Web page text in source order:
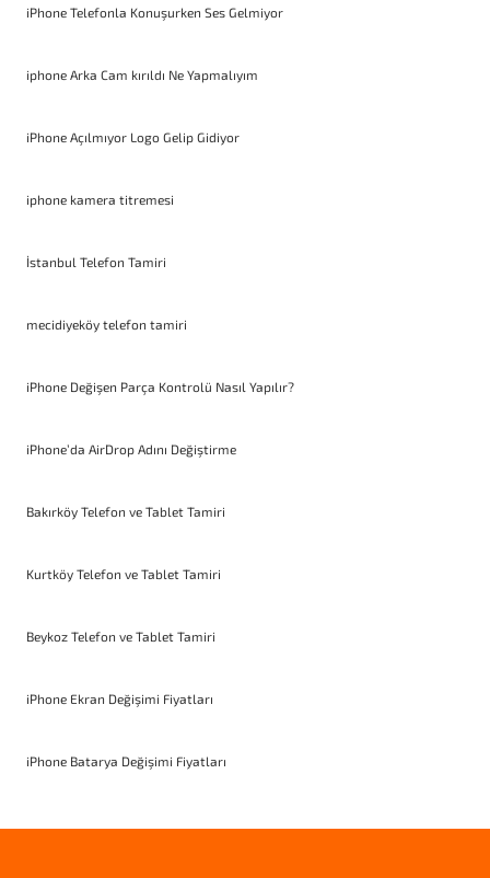
iPhone Telefonla Konuşurken Ses Gelmiyor
iphone Arka Cam kırıldı Ne Yapmalıyım
iPhone Açılmıyor Logo Gelip Gidiyor
iphone kamera titremesi
İstanbul Telefon Tamiri
mecidiyeköy telefon tamiri
iPhone Değişen Parça Kontrolü Nasıl Yapılır?
iPhone’da AirDrop Adını Değiştirme
Bakırköy Telefon ve Tablet Tamiri
Kurtköy Telefon ve Tablet Tamiri
Beykoz Telefon ve Tablet Tamiri
iPhone Ekran Değişimi Fiyatları
iPhone Batarya Değişimi Fiyatları